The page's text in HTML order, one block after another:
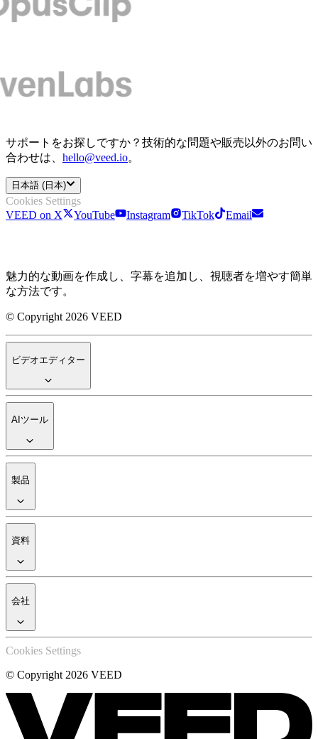
サポートをお探しですか？技術的な問題や販売以外のお問い
合わせは、 hello@veed.io。
日本語 (日本)
Cookies Settings
VEED on X
YouTube Instagram TikTok Email
魅力的な動画を作成し、字幕を追加し、視聴者を増やす簡単
な方法です。
© Copyright 2026 VEED
ビデオエディター
AIツール
製品
資料
会社
Cookies Settings
© Copyright 2026 VEED